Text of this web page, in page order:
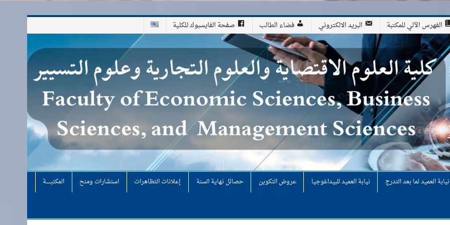
الفهرس الآلي للمكتبة البريد الالكتروني فضاء الطالب صفحة الفايسبوك للكلية
التجارية وعلوم التسييرنيابة العميد لما بعد التدرج نيابة العميد للبيداغوجيا عروض التكوين حصائل نهاية السنة إعلانات التظاهرات استشارات ومنح المكتبـــــــــة